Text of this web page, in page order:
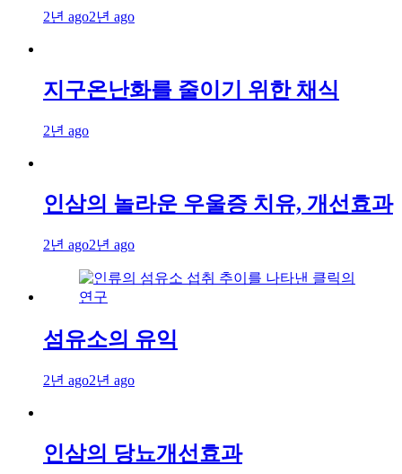
2년 ago2년 ago
지구온난화를 줄이기 위한 채식
2년 ago
인삼의 놀라운 우울증 치유, 개선효과
2년 ago2년 ago
섬유소의 유익
2년 ago2년 ago
인삼의 당뇨개선효과